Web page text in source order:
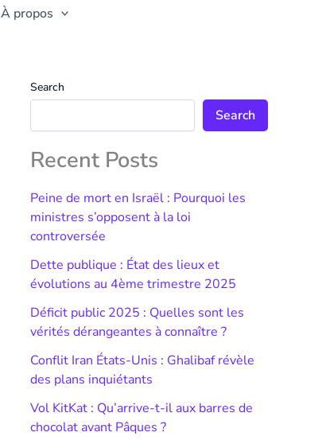
À propos
Search
Search
Recent Posts
Peine de mort en Israël : Pourquoi les
ministres s’opposent à la loi
controversée
Dette publique : État des lieux et
évolutions au 4ème trimestre 2025
Déficit public 2025 : Quelles sont les
vérités dérangeantes à connaître ?
Conflit Iran États-Unis : Ghalibaf révèle
des plans inquiétants
Vol KitKat : Qu’arrive-t-il aux barres de
chocolat avant Pâques ?